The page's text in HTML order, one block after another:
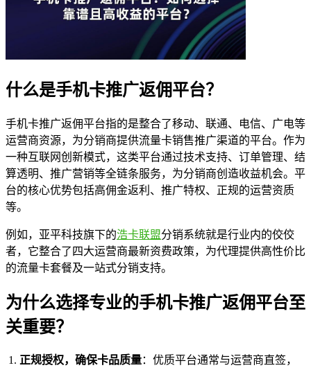
什么是手机卡推广返佣平台？
手机卡推广返佣平台指的是整合了移动、联通、电信、广电等
运营商资源，为分销商提供流量卡销售推广渠道的平台。作为
一种互联网创新模式，这类平台通过技术支持、订单管理、结
算透明、推广营销等全链条服务，为分销商创造收益机会。平
台的核心优势包括高佣金返利、推广特权、正规的运营资质
等。
例如，亚平科技旗下的浩卡联盟分销系统就是行业内的佼佼
者，它整合了四大运营商最新资费政策，为代理提供高性价比
的流量卡套餐及一站式分销支持。
为什么选择专业的手机卡推广返佣平台至
关重要？
1. 正规授权，确保卡品质量：优质平台通常与运营商直签，